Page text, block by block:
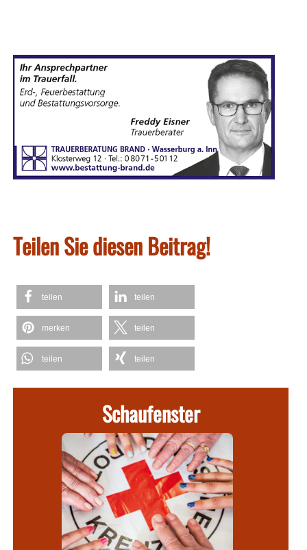
Teilen Sie diesen Beitrag!
teilen teilen
merken teilen
teilen teilen
Schaufenster